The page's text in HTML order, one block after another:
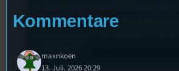
unbekannterweise wirklich dahinter
aufzuräumen.
Kommentare
maxnkoen
13. Juli. 2026 20:29